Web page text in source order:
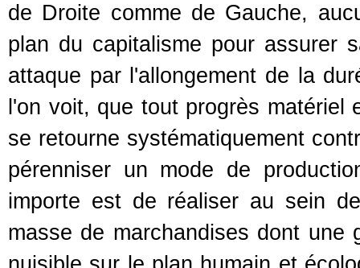
de Droite comme de Gauche,
plan du capitalisme pour assurer
attaque par l'allongement de la
l'on voit, que tout progrès
se retourne systématiquement
pérenniser un mode de
importe est de réaliser au sein
masse de marchandises dont